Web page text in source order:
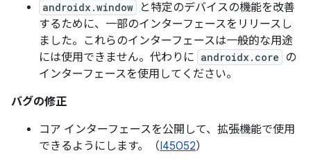
androidx.window
と特定のデバイスの機能を改善
するために、一部のインターフェースをリリースし
ました。これらのインターフェースは一般的な用途
には使用できません。代わりに androidx.core の
インターフェースを使用してください。
バグの修正
コア インターフェースを公開して、拡張機能で使用
できるようにします。（I45052）